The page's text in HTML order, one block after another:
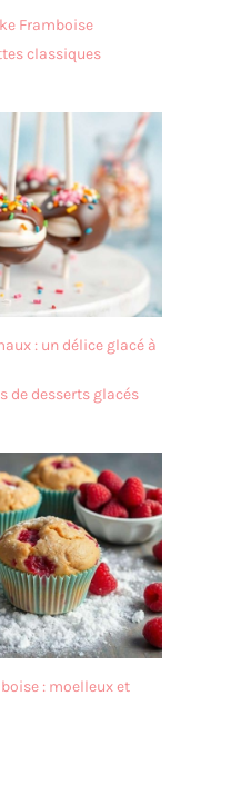
» de la marque
tels que bol à
et assiettes plates
dans notre
D'autres séries
vancasso
Natsuki,
Mandala,
Bella, Bonbon,
sont également
Framboise
classiques
: un délice glacé à
de desserts glacés
: moelleux et